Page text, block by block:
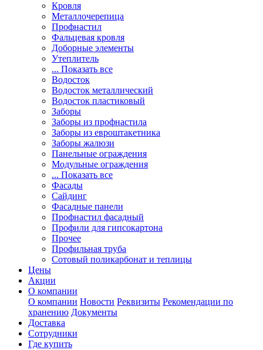
Кровля
Металлочерепица
Профнастил
Фальцевая кровля
Доборные элементы
Утеплитель
... Показать все
Водосток
Водосток металлический
Водосток пластиковый
Заборы
Заборы из профнастила
Заборы из евроштакетника
Заборы жалюзи
Панельные ограждения
Модульные ограждения
... Показать все
Фасады
Сайдинг
Фасадные панели
Профнастил фасадный
Профили для гипсокартона
Прочее
Профильная труба
Сотовый поликарбонат и теплицы
Цены
Акции
О компании
О компании Новости Реквизиты Рекомендации по
хранению Документы
Доставка
Сотрудники
Где купить